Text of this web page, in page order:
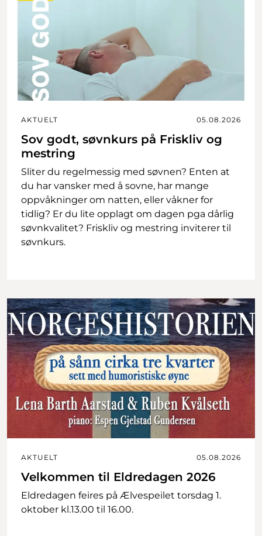
AKTUELT 05.08.2026
Sov godt, søvnkurs på Friskliv og
mestring
Sliter du regelmessig med søvnen? Enten at
du har vansker med å sovne, har mange
oppvåkninger om natten, eller våkner for
tidlig? Er du lite opplagt om dagen pga dårlig
søvnkvalitet? Friskliv og mestring inviterer til
søvnkurs.
AKTUELT 05.08.2026
Velkommen til Eldredagen 2026
Eldredagen feires på Ælvespeilet torsdag 1.
oktober kl.13.00 til 16.00.